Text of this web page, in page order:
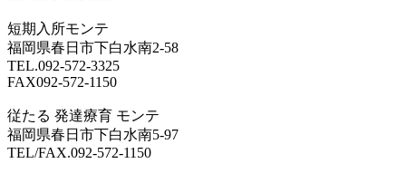
短期入所モンテ
福岡県春日市下白水南2-58
TEL.092-572-3325
FAX092-572-1150
従たる 発達療育 モンテ
福岡県春日市下白水南5-97
TEL/FAX.092-572-1150